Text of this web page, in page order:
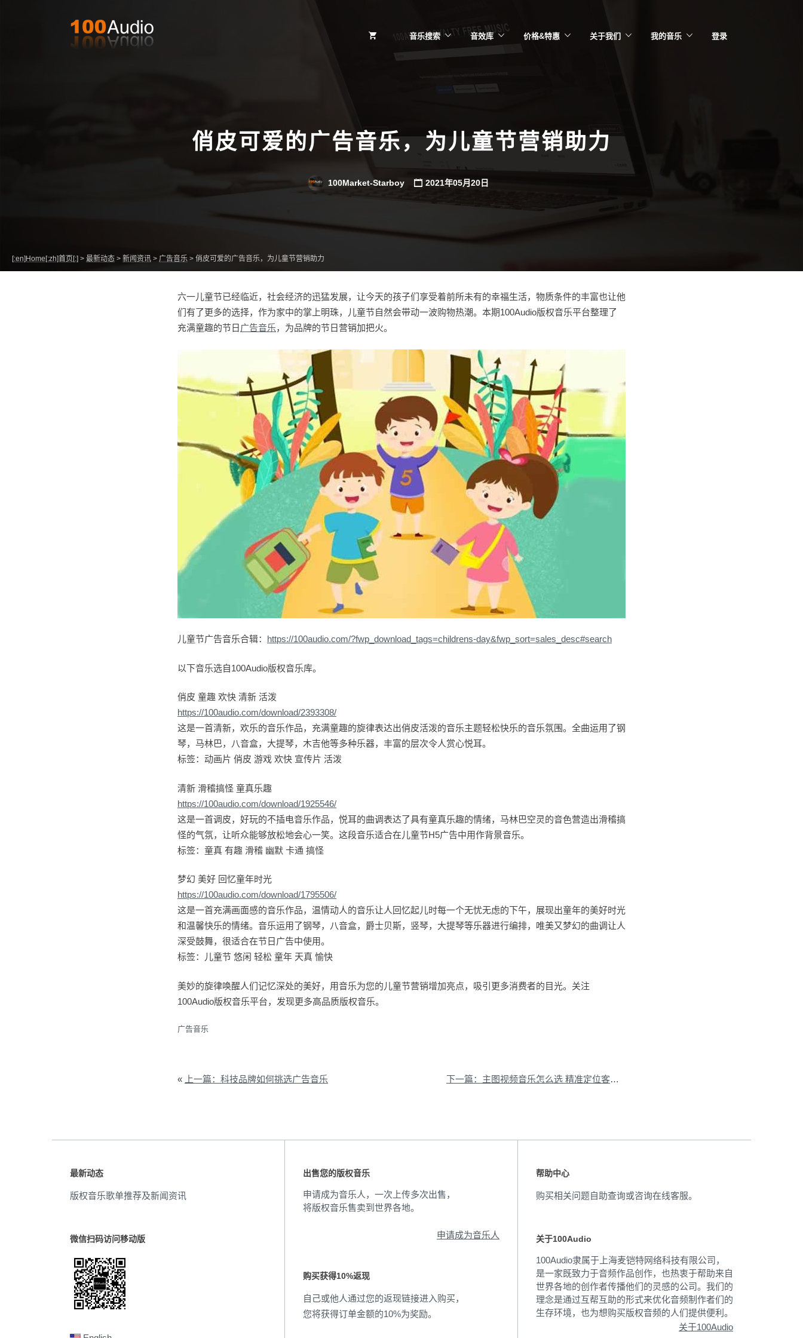
音乐搜索 音效库 价格&特惠 关于我们 我的音乐 登录
俏皮可爱的广告音乐，为儿童节营销助力
100Market-Starboy 2021年05月20日
[:en]Home[:zh]首页[:] > 最新动态 > 新闻资讯 > 广告音乐 > 俏皮可爱的广告音乐，为儿童节营销助力
六一儿童节已经临近，社会经济的迅猛发展，让今天的孩子们享受着前所未有的幸福生活，物质条件的丰富也让他
们有了更多的选择，作为家中的掌上明珠，儿童节自然会带动一波购物热潮。本期100Audio版权音乐平台整理了
充满童趣的节日 广告音乐，为品牌的节日营销加把火。
儿童节广告音乐合辑： https://100audio.com/?fwp_download_tags=childrens-day&fwp_sort=sales_desc#search
以下音乐选自100Audio版权音乐库。
俏皮 童趣 欢快 清新 活泼
https://100audio.com/download/2393308/
这是一首清新，欢乐的音乐作品，充满童趣的旋律表达出俏皮活泼的音乐主题轻松快乐的音乐氛围。全曲运用了钢
琴，马林巴，八音盒，大提琴，木吉他等多种乐器，丰富的层次令人赏心悦耳。
标签：动画片 俏皮 游戏 欢快 宣传片 活泼
清新 滑稽搞怪 童真乐趣
https://100audio.com/download/1925546/
这是一首调皮，好玩的不插电音乐作品，悦耳的曲调表达了具有童真乐趣的情绪，马林巴空灵的音色营造出滑稽搞
怪的气氛，让听众能够放松地会心一笑。这段音乐适合在儿童节H5广告中用作背景音乐。
标签：童真 有趣 滑稽 幽默 卡通 搞怪
梦幻 美好 回忆童年时光
https://100audio.com/download/1795506/
这是一首充满画面感的音乐作品，温情动人的音乐让人回忆起儿时每一个无忧无虑的下午，展现出童年的美好时光
和温馨快乐的情绪。音乐运用了钢琴，八音盒，爵士贝斯，竖琴，大提琴等乐器进行编排，唯美又梦幻的曲调让人
深受鼓舞，很适合在节日广告中使用。
标签：儿童节 悠闲 轻松 童年 天真 愉快
美妙的旋律唤醒人们记忆深处的美好，用音乐为您的儿童节营销增加亮点，吸引更多消费者的目光。关注
100Audio版权音乐平台，发现更多高品质版权音乐。
广告音乐
« 上一篇：科技品牌如何挑选广告音乐 下一篇：主图视频音乐怎么选 精准定位客户群
最新动态
版权音乐歌单推荐及新闻资讯
微信扫码访问移动版
出售您的版权音乐
申请成为音乐人，一次上传多次出售，
将版权音乐售卖到世界各地。
申请成为音乐人
购买获得10%返现
自己或他人通过您的返现链接进入购买，
您将获得订单金额的10%为奖励。
帮助中心
购买相关问题自助查询或咨询在线客服。
关于100Audio
100Audio隶属于上海麦铠特网络科技有限公司，
是一家既致力于音频作品创作，也热衷于帮助来自
世界各地的创作者传播他们的灵感的公司。我们的
理念是通过互帮互助的形式来优化音频制作者们的
生存环境，也为想购买版权音频的人们提供便利。
关于100Audio